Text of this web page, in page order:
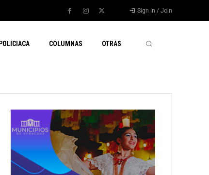
Sign in / Join
POLICIACA COLUMNAS OTRAS